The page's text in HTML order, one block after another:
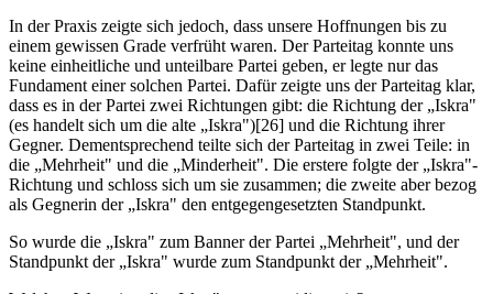
In der Praxis zeigte sich jedoch, dass unsere Hoffnungen bis zu
einem gewissen Grade verfrüht waren. Der Parteitag konnte uns
keine einheitliche und unteilbare Partei geben, er legte nur das
Fundament einer solchen Partei. Dafür zeigte uns der Parteitag klar,
dass es in der Partei zwei Richtungen gibt: die Richtung der „Iskra"
(es handelt sich um die alte „Iskra")[26] und die Richtung ihrer
Gegner. Dementsprechend teilte sich der Parteitag in zwei Teile: in
die „Mehrheit" und die „Minderheit". Die erstere folgte der „Iskra"-
Richtung und schloss sich um sie zusammen; die zweite aber bezog
als Gegnerin der „Iskra" den entgegengesetzten Standpunkt.
So wurde die „Iskra" zum Banner der Partei „Mehrheit", und der
Standpunkt der „Iskra" wurde zum Standpunkt der „Mehrheit".